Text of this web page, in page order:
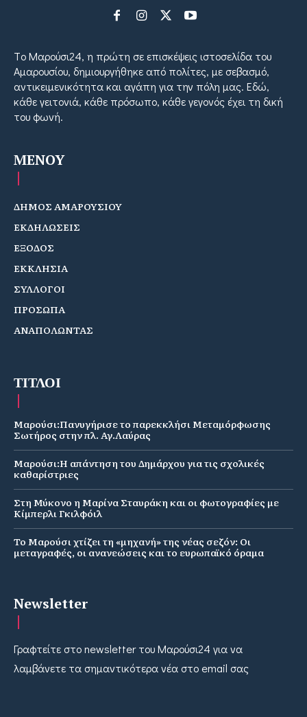
Tο Μαρούσι24, η πρώτη σε επισκέψεις ιστοσελίδα του
Αμαρουσίου, δημιουργήθηκε από πολίτες, με σεβασμό,
αντικειμενικότητα και αγάπη για την πόλη μας. Εδώ,
κάθε γειτονιά, κάθε πρόσωπο, κάθε γεγονός έχει τη δική
του φωνή.
MENOY
ΔΗΜΟΣ ΑΜΑΡΟΥΣΙΟΥ
ΕΚΔΗΛΩΣΕΙΣ
ΕΞΟΔΟΣ
ΕΚΚΛΗΣΙΑ
ΣΥΛΛΟΓΟΙ
ΠΡΟΣΩΠΑ
ΑΝΑΠΟΛΩΝΤΑΣ
ΤΙΤΛΟΙ
Μαρούσι:Πανυγήρισε το παρεκκλήσι Μεταμόρφωσης
Σωτήρος στην πλ. Αγ.Λαύρας
Μαρούσι:Η απάντηση του Δημάρχου για τις σχολικές
καθαρίστριες
Στη Μύκονο η Μαρίνα Σταυράκη και οι φωτογραφίες με
Κίμπερλι Γκιλφόιλ
Το Μαρούσι χτίζει τη «μηχανή» της νέας σεζόν: Οι
μεταγραφές, οι ανανεώσεις και το ευρωπαϊκό όραμα
Newsletter
Γραφτείτε στο newsletter του Μαρούσι24 για να
λαμβάνετε τα σημαντικότερα νέα στο email σας